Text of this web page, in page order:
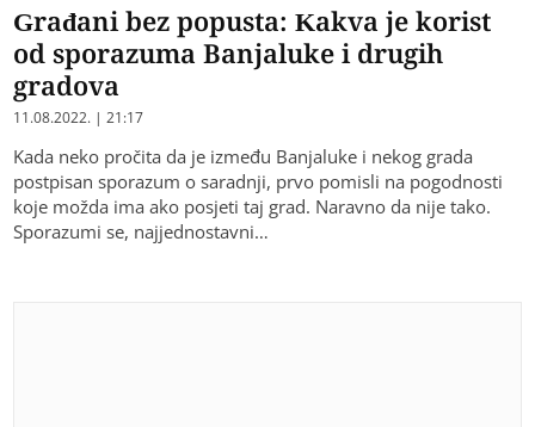
Građani bez popusta: Kakva je korist
od sporazuma Banjaluke i drugih
gradova
11.08.2022. | 21:17
Kada neko pročita da je između Banjaluke i nekog grada
postpisan sporazum o saradnji, prvo pomisli na pogodnosti
koje možda ima ako posjeti taj grad. Naravno da nije tako.
Sporazumi se, najjednostavni…